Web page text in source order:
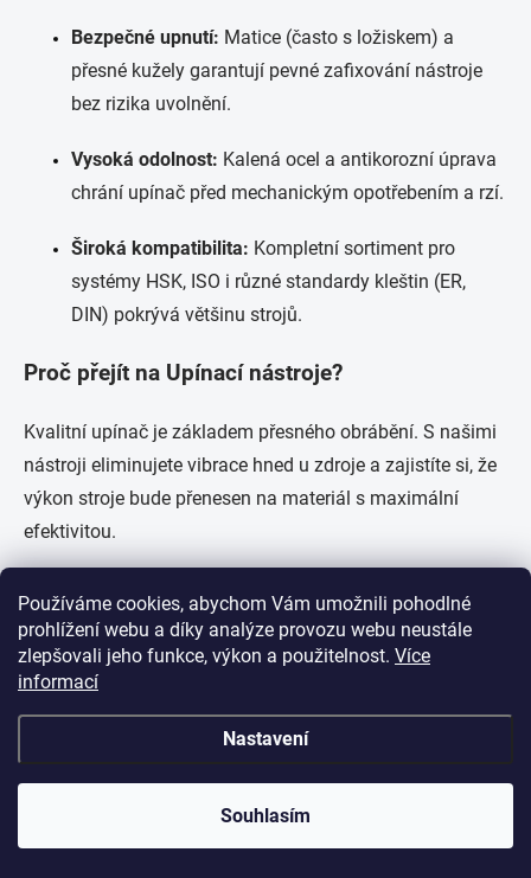
Používáme cookies, abychom Vám umožnili pohodlné
prohlížení webu a díky analýze provozu webu neustále
zlepšovali jeho funkce, výkon a použitelnost. Více
informací
Nastavení
Souhlasím
Bezpečné upnutí: Matice (často s ložiskem) a
přesné kužely garantují pevné zafixování nástroje
bez rizika uvolnění.
Vysoká odolnost: Kalená ocel a antikorozní úprava
chrání upínač před mechanickým opotřebením a rzí.
Široká kompatibilita: Kompletní sortiment pro
systémy HSK, ISO i různé standardy kleštin (ER,
DIN) pokrývá většinu strojů.
Proč přejít na Upínací nástroje?
Kvalitní upínač je základem přesného obrábění. S našimi
nástroji eliminujete vibrace hned u zdroje a zajistíte si, že
výkon stroje bude přenesen na materiál s maximální
efektivitou.